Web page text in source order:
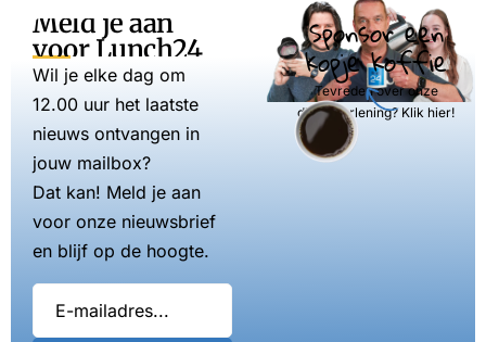
Meld je aan
voor Lunch24
Wil je elke dag om
12.00 uur het laatste
nieuws ontvangen in
jouw mailbox?
Dat kan! Meld je aan
voor onze nieuwsbrief
en blijf op de hoogte.
Sponsor een
kopje koffie
Tevreden over onze
dienstverlening? Klik hier!